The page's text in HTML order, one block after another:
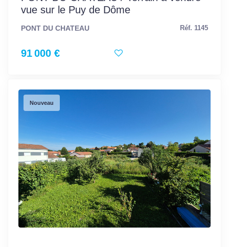
vue sur le Puy de Dôme
PONT DU CHATEAU Réf. 1145
91 000 €
Nouveau